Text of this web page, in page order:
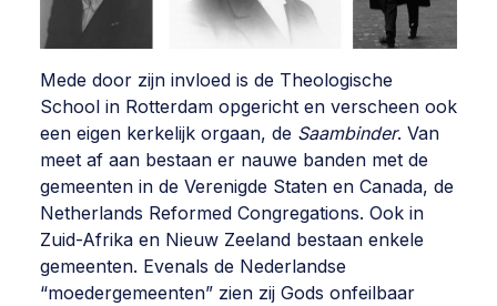
Mede door zijn invloed is de Theologische
School in Rotterdam opgericht en verscheen ook
een eigen kerkelijk orgaan, de Saambinder. Van
meet af aan bestaan er nauwe banden met de
gemeenten in de Verenigde Staten en Canada, de
Netherlands Reformed Congregations. Ook in
Zuid-Afrika en Nieuw Zeeland bestaan enkele
gemeenten. Evenals de Nederlandse
“moedergemeenten” zien zij Gods onfeilbaar